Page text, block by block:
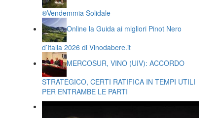
®️Vendemmia Solidale
Online la Guida ai migliori Pinot Nero
d’Italia 2026 di Vinodabere.it
MERCOSUR, VINO (UIV): ACCORDO
STRATEGICO, CERTI RATIFICA IN TEMPI UTILI
PER ENTRAMBE LE PARTI